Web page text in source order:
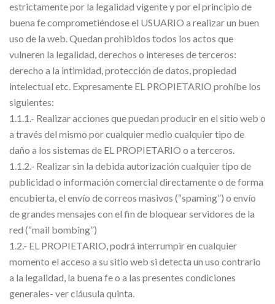
estrictamente por la legalidad vigente y por el principio de
buena fe comprometiéndose el USUARIO a realizar un buen
uso de la web. Quedan prohibidos todos los actos que
vulneren la legalidad, derechos o intereses de terceros:
derecho a la intimidad, protección de datos, propiedad
intelectual etc. Expresamente EL PROPIETARIO prohíbe los
siguientes:
1.1.1.- Realizar acciones que puedan producir en el sitio web o
a través del mismo por cualquier medio cualquier tipo de
daño a los sistemas de EL PROPIETARIO o a terceros.
1.1.2.- Realizar sin la debida autorización cualquier tipo de
publicidad o información comercial directamente o de forma
encubierta, el envío de correos masivos (“spaming”) o envío
de grandes mensajes con el fin de bloquear servidores de la
red (“mail bombing”)
1.2.- EL PROPIETARIO, podrá interrumpir en cualquier
momento el acceso a su sitio web si detecta un uso contrario
a la legalidad, la buena fe o a las presentes condiciones
generales- ver cláusula quinta.